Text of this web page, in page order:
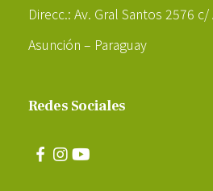
Direcc.: Av. Gral Santos 2576
Asunción – Paraguay
Redes Sociales